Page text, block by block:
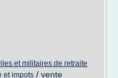
et militaires de retraite
et impots / vente